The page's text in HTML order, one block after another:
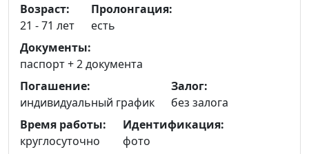
Возраст:
21 - 71 лет
Пролонгация:
есть
Документы:
паспорт +2 документа
Погашение:
индивидуальный график
Залог:
без залога
Время работы:
круглосуточно
Идентификация:
фото